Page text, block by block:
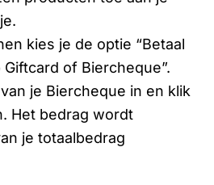
kies je de optie “Betaal
of Biercheque”.
je Biercheque in en klik
Het bedrag wordt
je totaalbedrag